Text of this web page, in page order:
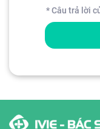
* Câu trả lời